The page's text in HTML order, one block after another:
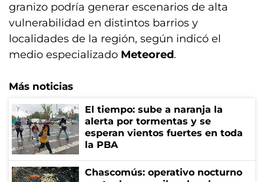
granizo podría generar escenarios de alta
vulnerabilidad en distintos barrios y
localidades de la región, según indicó el
medio especializado Meteored.
Más noticias
El tiempo: sube a naranja la
alerta por tormentas y se
esperan vientos fuertes en toda
la PBA
Chascomús: operativo nocturno